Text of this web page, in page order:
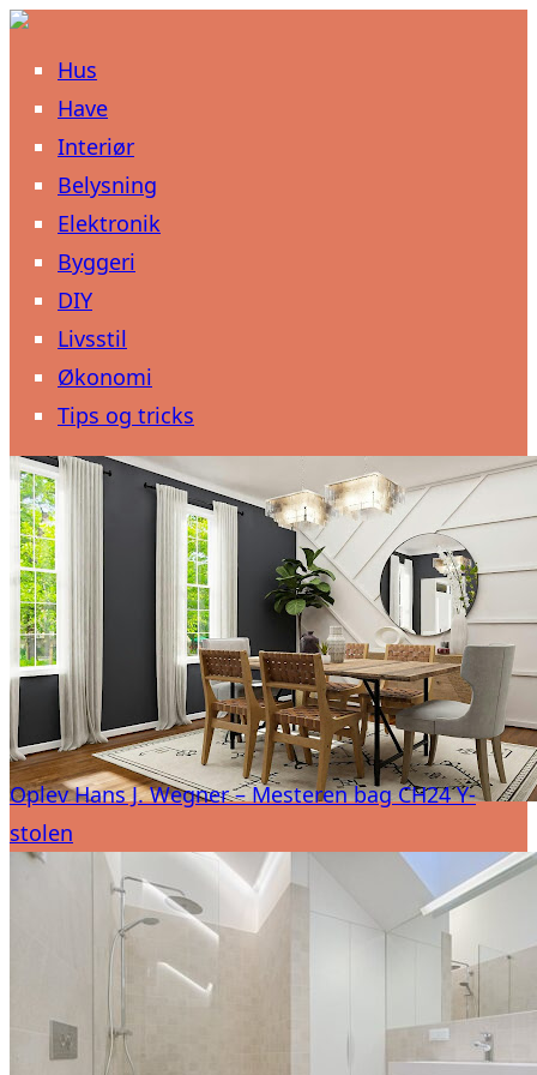
Hus
Have
Interiør
Belysning
Elektronik
Byggeri
DIY
Livsstil
Økonomi
Tips og tricks
Oplev Hans J. Wegner – Mesteren bag CH24 Y-
stolen